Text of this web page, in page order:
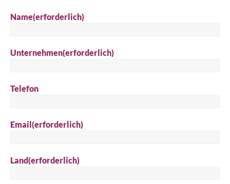
Name(erforderlich)
Unternehmen(erforderlich)
Telefon
Email(erforderlich)
Land(erforderlich)